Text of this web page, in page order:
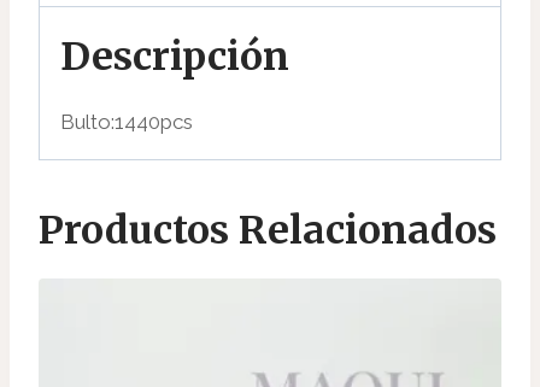
Descripción
Bulto:1440pcs
Productos Relacionados